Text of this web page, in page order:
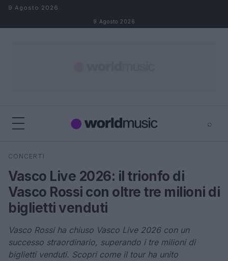
Salta al contenuto
9 Agosto 2026
9 Agosto 2026
⌕
Cerca
CONCERTI
Vasco Live 2026: il trionfo di
Vasco Rossi con oltre tre milioni di
biglietti venduti
Vasco Rossi ha chiuso Vasco Live 2026 con un
successo straordinario, superando i tre milioni di
biglietti venduti. Scopri come il tour ha unito